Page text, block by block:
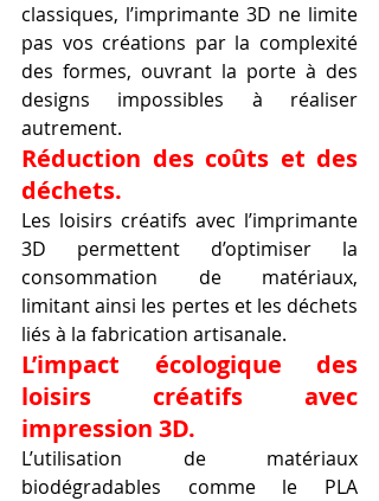
classiques, l’imprimante 3D ne limite
pas vos créations par la complexité
des formes, ouvrant la porte à des
designs impossibles à réaliser
autrement.
Réduction des coûts et des
déchets.
Les loisirs créatifs avec l’imprimante
3D permettent d’optimiser la
consommation de matériaux,
limitant ainsi les pertes et les déchets
liés à la fabrication artisanale.
L’impact écologique des
loisirs créatifs avec
impression 3D.
L’utilisation de matériaux
biodégradables comme le PLA